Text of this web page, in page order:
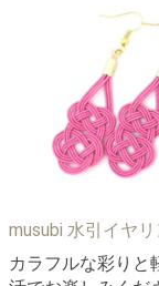
musubi 水引イヤ
カラフルな彩りと